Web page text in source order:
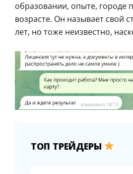
образовании, опыте, городе
возрасте. Он называет свой
лет, но тоже неизвестно,
ТОП ТРЕЙДЕРЫ